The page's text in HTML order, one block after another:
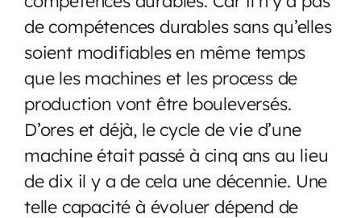
de compétences durables sans qu’elles
soient modifiables en même temps
que les machines et les process de
production vont être bouleversés.
D’ores et déjà, le cycle de vie d’une
machine était passé à cinq ans au lieu
de dix il y a de cela une décennie. Une
telle capacité à évoluer dépend de